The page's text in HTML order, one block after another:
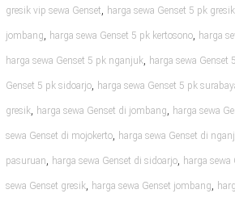
gresik vip sewa Genset, harga sewa Genset 5 pk gresik
jombang, harga sewa Genset 5 pk kertosono, harga
harga sewa Genset 5 pk nganjuk, harga sewa Genset
Genset 5 pk sidoarjo, harga sewa Genset 5 pk
gresik, harga sewa Genset di jombang, harga sewa
sewa Genset di mojokerto, harga sewa Genset di
pasuruan, harga sewa Genset di sidoarjo, harga sewa
sewa Genset gresik, harga sewa Genset jombang,